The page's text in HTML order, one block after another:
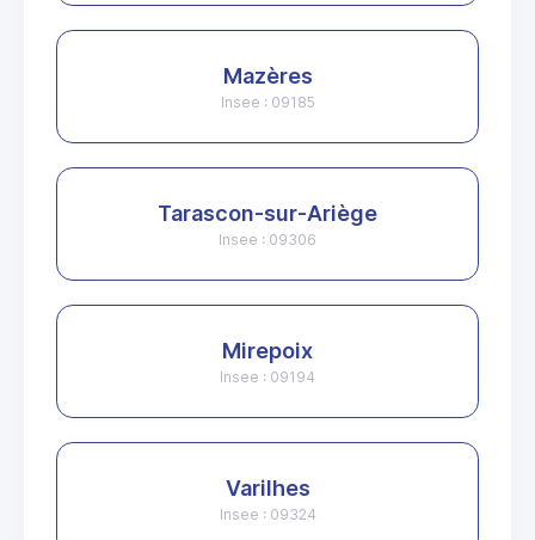
Mazères
Insee : 09185
Tarascon-sur-Ariège
Insee : 09306
Mirepoix
Insee : 09194
Varilhes
Insee : 09324